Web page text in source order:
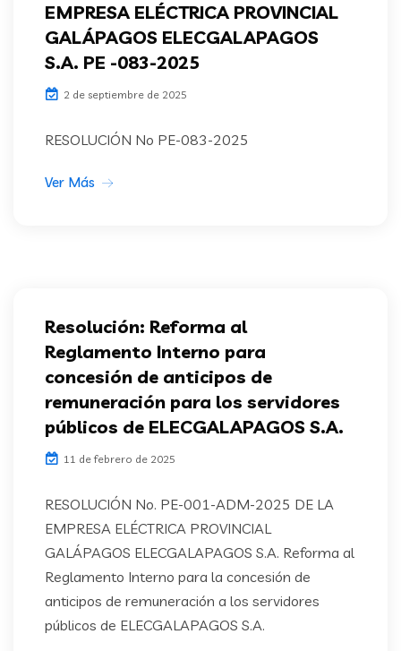
EMPRESA ELÉCTRICA PROVINCIAL
GALÁPAGOS ELECGALAPAGOS
S.A. PE -083-2025
2 de septiembre de 2025
RESOLUCIÓN No PE-083-2025
Ver Más
Resolución: Reforma al
Reglamento Interno para
concesión de anticipos de
remuneración para los servidores
públicos de ELECGALAPAGOS S.A.
11 de febrero de 2025
RESOLUCIÓN No. PE-001-ADM-2025 DE LA
EMPRESA ELÉCTRICA PROVINCIAL
GALÁPAGOS ELECGALAPAGOS S.A. Reforma al
Reglamento Interno para la concesión de
anticipos de remuneración a los servidores
públicos de ELECGALAPAGOS S.A.